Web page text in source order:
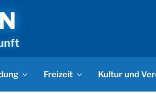
Freizeit Kultur und